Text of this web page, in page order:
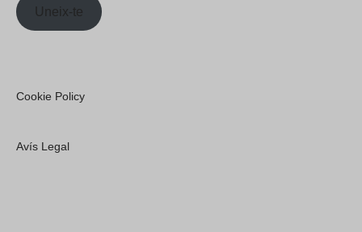
Uneix-te
Cookie Policy
Avís Legal